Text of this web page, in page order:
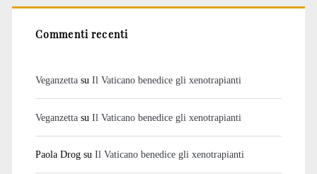
Commenti recenti
Veganzettasu Il Vaticano benedice gli xenotrapianti
Veganzettasu Il Vaticano benedice gli xenotrapianti
Paola Drogsu Il Vaticano benedice gli xenotrapianti